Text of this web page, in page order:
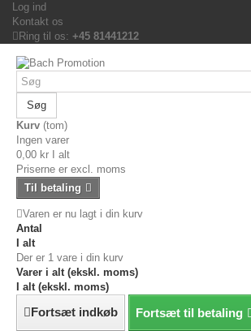
Log ind
Kontakt os
Ring til os: +45 81441212
Søg
Kurv (tom)
Ingen varer
0,00 kr
I alt
Priserne er excl. moms
Til betaling
Varen er nu lagt i din kurv
Antal
I alt
Der er 1 vare i din kurv
Varer i alt (ekskl. moms)
I alt (ekskl. moms)
Fortsæt indkøb Fortsæt til betaling